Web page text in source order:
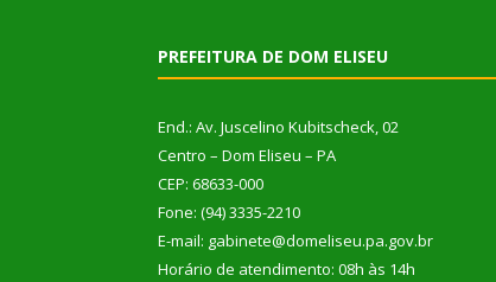
PREFEITURA DE DOM ELISEU
End.: Av. Juscelino Kubitscheck, 02
Centro – Dom Eliseu – PA
CEP: 68633-000
Fone: (94) 3335-2210
E-mail: gabinete@domeliseu.pa.gov.br
Horário de atendimento: 08h às 14h